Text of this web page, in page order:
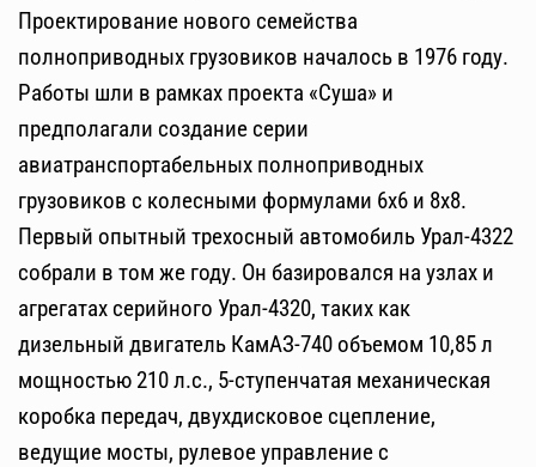
Проектирование нового семейства
полноприводных грузовиков началось в 1976 году.
Работы шли в рамках проекта «Суша» и
предполагали создание серии
авиатранспортабельных полноприводных
грузовиков с колесными формулами 6х6 и 8х8.
Первый опытный трехосный автомобиль Урал-4322
собрали в том же году. Он базировался на узлах и
агрегатах серийного Урал-4320, таких как
дизельный двигатель КамАЗ-740 объемом 10,85 л
мощностью 210 л.с., 5-ступенчатая механическая
коробка передач, двухдисковое сцепление,
ведущие мосты, рулевое управление с